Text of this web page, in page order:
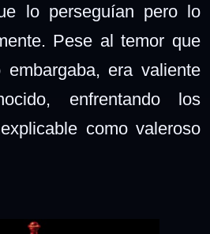
lo perseguían pero lo
Pese al temor que
era valiente
enfrentando los
como valeroso